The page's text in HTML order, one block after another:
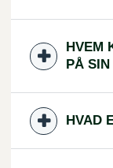
HVEM
PÅ
HVAD